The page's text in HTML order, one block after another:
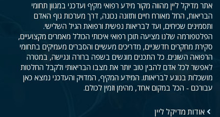
אתר מדיקל ליין מהווה מקור מידע רפואי מקיף ועדכני במגוון תחומי
הבריאות, החל מאורח חיים ותזונה נכונה, דרך מערכות גוף האדם
ותסמינים שכיחים, ועד לבריאות נפשית ורפואת הגיל השלישי.
הפלטפורמה שלנו מציעה תוכן רפואי איכותי הכולל מאמרים מקצועיים,
סקירת מחקרים חדשניים, מדריכים מעשיים והסברים מעמיקים בתחומי
הרפואה השונים. כל התכנים מוגשים בשפה ברורה ונגישה, במטרה
לאפשר לכל אדם להבין טוב יותר את מצבו הבריאותי ולקבל החלטות
מושכלות בנוגע לבריאותו. המידע המקיף, המדויק והעדכני נמצא כאן
עבורכם - הכל במקום אחד, מהימן וזמין לכולם.
אודות מדיקל ליין